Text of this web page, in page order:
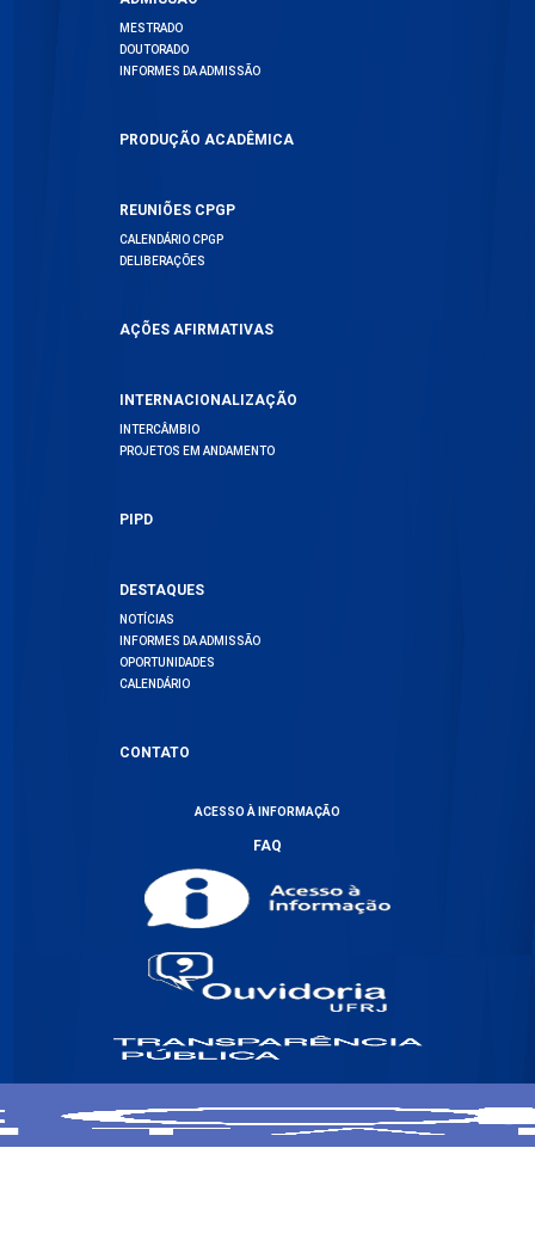
MESTRADO
DOUTORADO
INFORMES DA ADMISSÃO
PRODUÇÃO ACADÊMICA
REUNIÕES CPGP
CALENDÁRIO CPGP
DELIBERAÇÕES
AÇÕES AFIRMATIVAS
INTERNACIONALIZAÇÃO
INTERCÂMBIO
PROJETOS EM ANDAMENTO
PIPD
DESTAQUES
NOTÍCIAS
INFORMES DA ADMISSÃO
OPORTUNIDADES
CALENDÁRIO
CONTATO
ACESSO À INFORMAÇÃO
FAQ